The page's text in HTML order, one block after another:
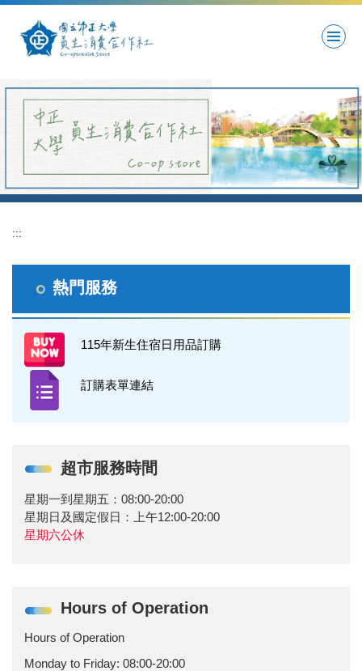
:::
熱門服務
115年新生住宿日用品訂購
訂購表單連結
超市服務時間
星期一到星期五：08:00-20:00
星期日及國定假日：上午12:00-20:00
星期六公休
Hours of Operation
Hours of Operation
Monday to Friday: 08:00-20:00